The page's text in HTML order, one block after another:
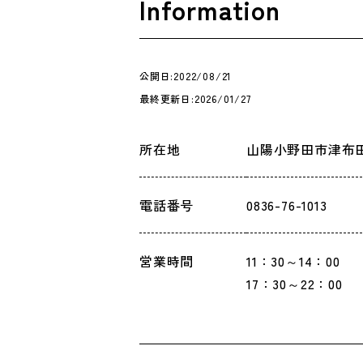
Information
公開日:2022/08/21
最終更新日:2026/01/27
所在地 山陽小野田市津布
電話番号 0836-76-1013
営業時間
11：30～14：00
17：30～22：00